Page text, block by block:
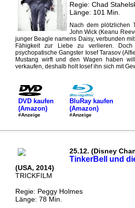
Regie: Chad
Länge: 101 Min.
Nach dem plötzlichen
John Wick (Keanu
junger Beagle namens Daisy, verbunden
Fähigkeit zur Liebe zu verlieren.
psychopatische Gangster Iosef Tarasov
Mustang wirft und den Wagen haben
verkaufen, deshalb holt Iosef ihn sich mit
DVD kaufen
(Amazon)
#Anzeige
BluRay kaufen
(Amazon)
#Anzeige
25.12. (Disney
TinkerBell und
(USA, 2014)
TRICKFILM
Regie: Peggy Holmes
Länge: 78 Min.